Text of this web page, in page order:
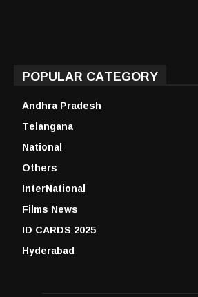
POPULAR CATEGORY
Andhra Pradesh
Telangana
National
Others
InterNational
Films News
ID CARDS 2025
Hyderabad